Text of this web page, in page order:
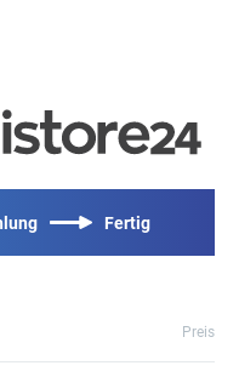
Fertig
Preis